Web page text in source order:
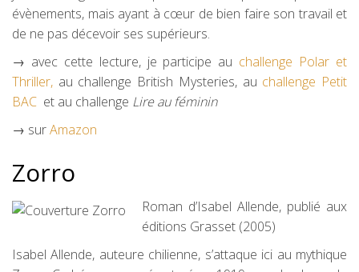
évènements, mais ayant à cœur de bien faire son travail et
de ne pas décevoir ses supérieurs.
→ avec cette lecture, je participe au challenge Polar et
Thriller, au challenge British Mysteries, au challenge Petit
BAC et au challenge Lire au féminin
→ surAmazon
Zorro
Roman d’Isabel Allende, publié aux
éditions Grasset (2005)
Isabel Allende, auteure chilienne, s’attaque ici au mythique